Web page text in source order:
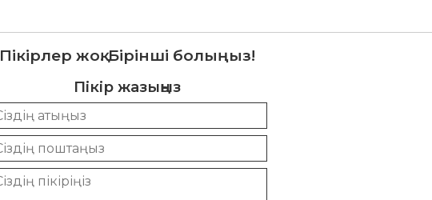
Пікірлер жоқ. Бірінші болыңыз!
Пікір жазыңыз